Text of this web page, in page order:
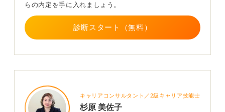
実際冬場の面接でタイツを着用している学生は珍しくな
く、企業側も自然な防寒対策として受け止めています。
一方で派手なカラータイツや80デニール以上の厚手タイ
ほうがあなたの魅力は確実に伝わります。自分を守る選
択をして大丈夫ですよ。
らの内定を手に入れましょう。
診断スタート（無料）
キャリアコンサルタント／2級キャリア技能士
杉原 美佐子